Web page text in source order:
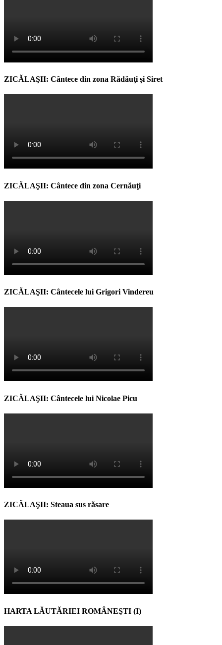
ZICĂLAŞII: Cântece din zona Rădăuţi şi Siret
ZICĂLAŞII: Cântece din zona Cernăuţi
ZICĂLAŞII: Cântecele lui Grigori Vindereu
ZICĂLAŞII: Cântecele lui Nicolae Picu
ZICĂLAŞII: Steaua sus răsare
HARTA LĂUTĂRIEI ROMÂNEŞTI (I)